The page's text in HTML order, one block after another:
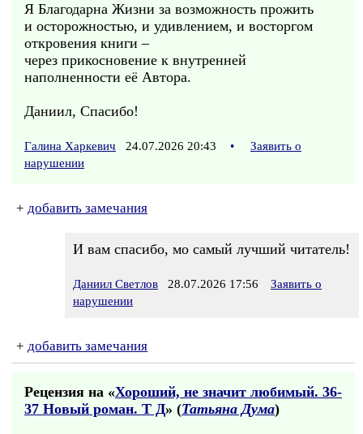
Я Благодарна Жизни за возможность прожить
и осторожностью, и удивлением, и восторгом
откровения книги –
через прикосновение к внутренней
наполненности её Автора.
Даниил, Спасибо!
Галина Харкевич 24.07.2026 20:43 •
Заявить о
нарушении
+ добавить замечания
И вам спасибо, мо самый лучший читатель!
Даниил Светлов 28.07.2026 17:56
Заявить о
нарушении
+ добавить замечания
Рецензия на «Хороший, не значит любимый. 36-
37 Новый роман. Т Д» (Татьяна Дума)